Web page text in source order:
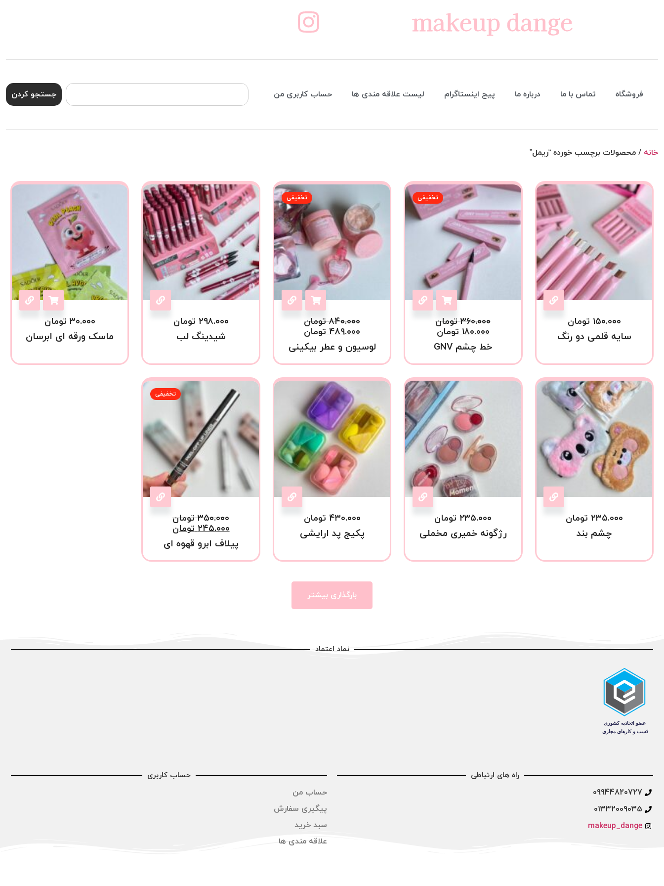
makeup dange
فروشگاه تماس با ما درباره ما پیج اینستاگرام لیست علاقه مندی ها حساب کاربری من جستجو کردن
خانه / محصولات برچسب خورده “ریمل”
۱۵۰.۰۰۰ تومان
سایه قلمی دو رنگ
تخفیفی
۳۶۰.۰۰۰ تومان
۱۸۰.۰۰۰ تومان
خط چشم GNV
تخفیفی
۸۴۰.۰۰۰ تومان
۴۸۹.۰۰۰ تومان
لوسیون و عطر بیکینی
۲۹۸.۰۰۰ تومان
شیدینگ لب
۳۰.۰۰۰ تومان
ماسک ورقه ای ابرسان
۲۳۵.۰۰۰ تومان
چشم بند
۲۳۵.۰۰۰ تومان
رژگونه خمیری مخملی
۴۳۰.۰۰۰ تومان
پکیج پد ارایشی
تخفیفی
۳۵۰.۰۰۰ تومان
۲۴۵.۰۰۰ تومان
پیلاف ابرو قهوه ای
بارگذاری بیشتر
نماد اعتماد
راه های ارتباطی
09944820727
01332009035
makeup_dange
حساب کاربری
حساب من
پیگیری سفارش
سبد خرید
علاقه مندی ها